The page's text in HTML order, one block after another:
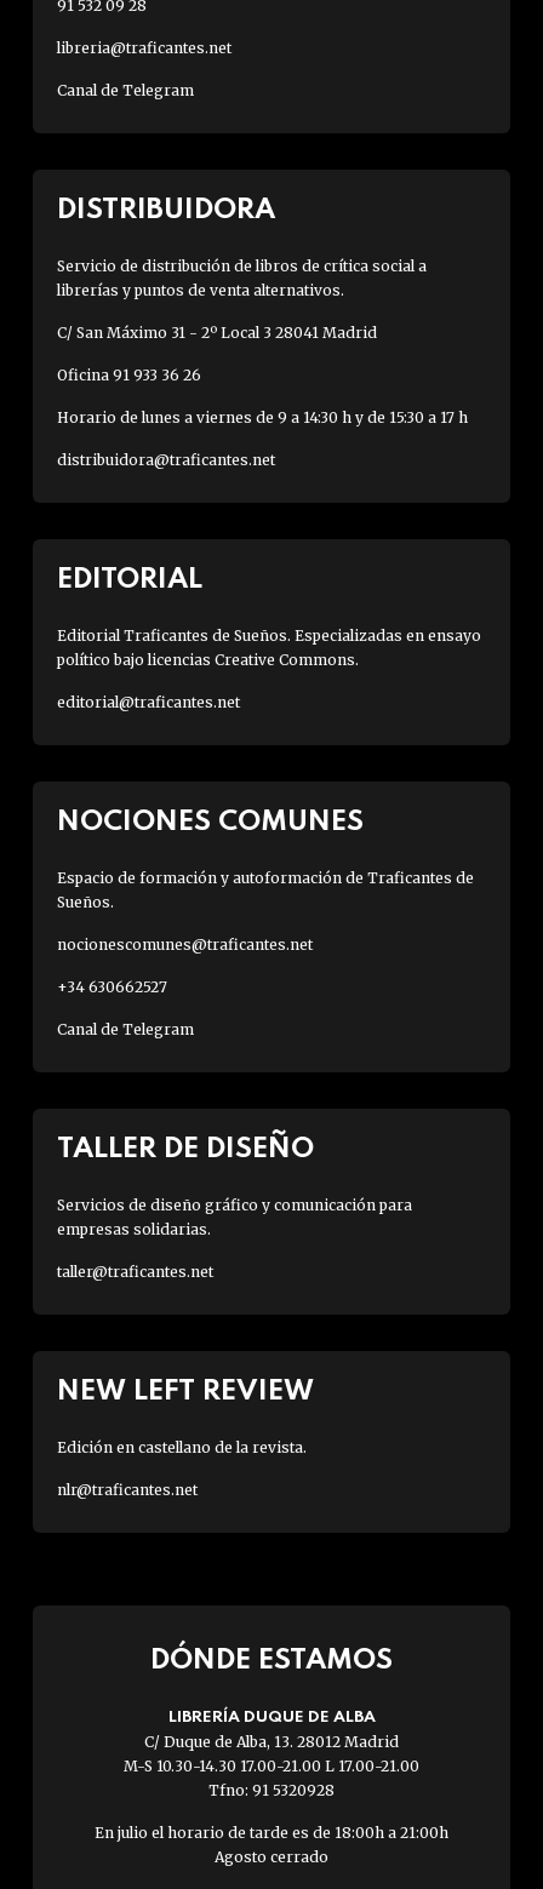
91 532 09 28
libreria@traficantes.net
Canal de Telegram
DISTRIBUIDORA
Servicio de distribución de libros de crítica social a
librerías y puntos de venta alternativos.
C/ San Máximo 31 - 2º Local 3 28041 Madrid
Oficina 91 933 36 26
Horario de lunes a viernes de 9 a 14:30 h y de 15:30 a 17 h
distribuidora@traficantes.net
EDITORIAL
Editorial Traficantes de Sueños. Especializadas en ensayo
político bajo licencias Creative Commons.
editorial@traficantes.net
NOCIONES COMUNES
Espacio de formación y autoformación de Traficantes de
Sueños.
nocionescomunes@traficantes.net
+34 630662527
Canal de Telegram
TALLER DE DISEÑO
Servicios de diseño gráfico y comunicación para
empresas solidarias.
taller@traficantes.net
NEW LEFT REVIEW
Edición en castellano de la revista.
nlr@traficantes.net
DÓNDE ESTAMOS
LIBRERÍA DUQUE DE ALBA
C/ Duque de Alba, 13. 28012 Madrid
M-S 10.30-14.30 17.00-21.00 L 17.00-21.00
Tfno: 91 5320928
En julio el horario de tarde es de 18:00h a 21:00h
Agosto cerrado